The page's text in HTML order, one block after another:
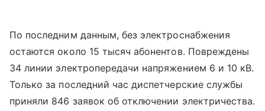
По последним данным, без электроснабжения
остаются около 15 тысяч абонентов. Повреждены
34 линии электропередачи напряжением 6 и 10 кВ.
Только за последний час диспетчерские службы
приняли 846 заявок об отключении электричества.